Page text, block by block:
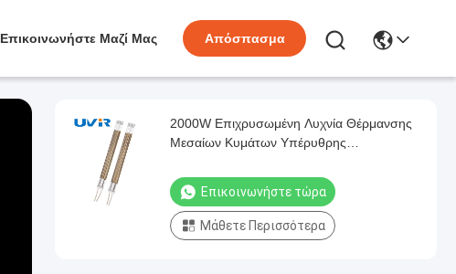
Επικοινωνήστε Μαζί Μας Απόσπασμα
2000W Επιχρυσωμένη Λυχνία Θέρμανσης
Μεσαίων Κυμάτων Υπέρυθρης
Επικοινωνήστε τώρα
Μάθετε Περισσότερα